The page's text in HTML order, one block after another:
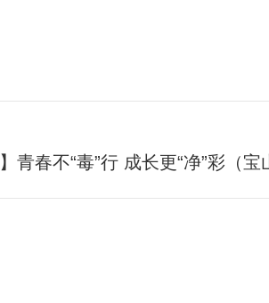
青春不“毒”行 成长更“净”彩（宝